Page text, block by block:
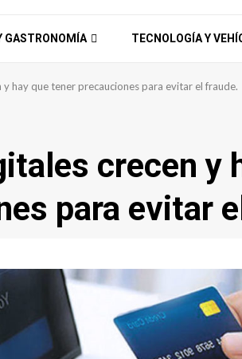
GASTRONOMÍA TECNOLOGÍA Y
y hay que tener precauciones para evitar el fraude.
crecen y
para evitar